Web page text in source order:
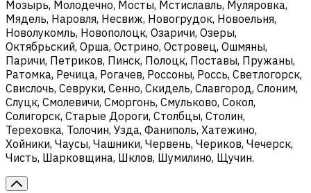
Мозырь, Молодечно, Мосты, Мстиславль, Муляровка,
Мядель, Наровля, Несвиж, Новогрудок, Новоельня,
Новолукомль, Новополоцк, Озаричи, Озеры,
Октябрьский, Орша, Острино, Островец, Ошмяны,
Паричи, Петриков, Пинск, Полоцк, Поставы, Пружаны,
Ратомка, Речица, Рогачев, Россоны, Россь, Светлогорск,
Свислочь, Севруки, Сенно, Скидель, Славгород, Слоним,
Слуцк, Смолевичи, Сморгонь, Смульково, Сокол,
Солигорск, Старые Дороги, Столбцы, Столин,
Тереховка, Толочин, Узда, Фаниполь, Хатежино,
Хойники, Чаусы, Чашники, Червень, Чериков, Чечерск,
Чисть, Шарковщина, Шклов, Шумилино, Щучин.